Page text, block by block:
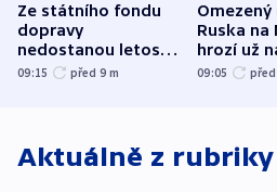
Ze státního fondu
dopravy
nedostanou letos
kraje na silnice ani
09:15 před 9 m
Ruska na
hrozí už
varují
09:05 před
Aktuálně z rubriky